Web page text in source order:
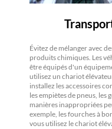
Évitez de mélanger avec
produits chimiques. Les
être équipés d'un
utilisez un chariot
installez les accessoires
les empiètes de pneus, les
manières inappropriées
exemple, les fourches à
vous utilisez le chariot